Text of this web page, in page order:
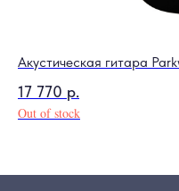
Акустическая гитара
17 770 р.
Out of stock